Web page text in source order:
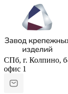
СПб, г. Колпино,
офис 1